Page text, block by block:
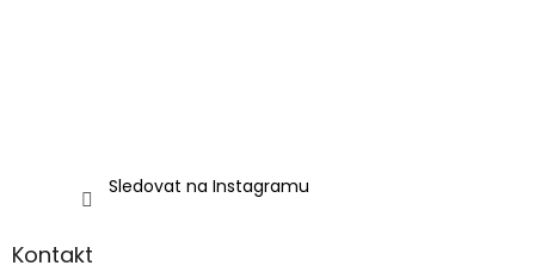
Sledovat na Instagramu
Kontakt